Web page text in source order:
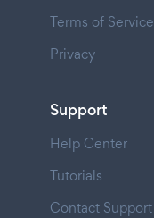
Terms of Service
Privacy
Support
Help Center
Tutorials
Contact Support